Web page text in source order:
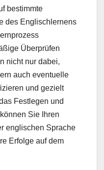
bestimmte
des Englischlernens
Überprüfen
nicht nur dabei,
auch eventuelle
und gezielt
Festlegen und
Sie Ihren
englischen Sprache
Erfolge auf dem